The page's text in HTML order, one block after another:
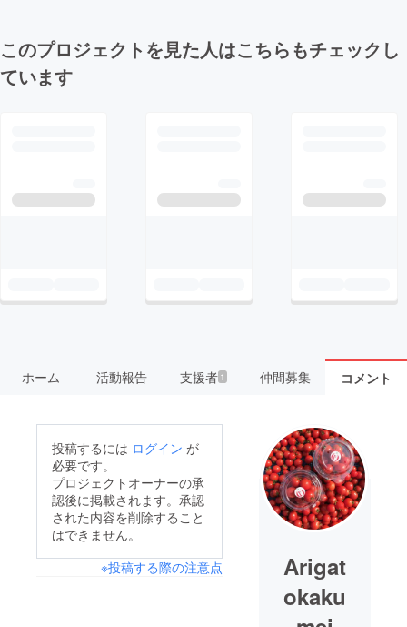
このプロジェクトを見た人はこちらもチェックし
ています
ホーム 活動報告 支援者 1 仲間募集 コメント
投稿するには ログイン が
必要です。
プロジェクトオーナーの承
認後に掲載されます。承認
された内容を削除すること
はできません。
※投稿する際の注意点
Arigat
okaku